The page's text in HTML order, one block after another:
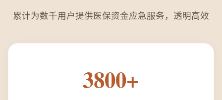
累计为数千用户提供医保资金应急服务，透明高效
3800+